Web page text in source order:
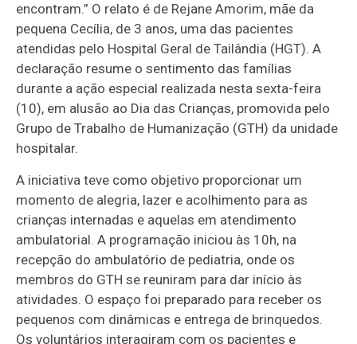
encontram.” O relato é de Rejane Amorim, mãe da
pequena Cecília, de 3 anos, uma das pacientes
atendidas pelo Hospital Geral de Tailândia (HGT). A
declaração resume o sentimento das famílias
durante a ação especial realizada nesta sexta-feira
(10), em alusão ao Dia das Crianças, promovida pelo
Grupo de Trabalho de Humanização (GTH) da unidade
hospitalar.
A iniciativa teve como objetivo proporcionar um
momento de alegria, lazer e acolhimento para as
crianças internadas e aquelas em atendimento
ambulatorial. A programação iniciou às 10h, na
recepção do ambulatório de pediatria, onde os
membros do GTH se reuniram para dar início às
atividades. O espaço foi preparado para receber os
pequenos com dinâmicas e entrega de brinquedos.
Os voluntários interagiram com os pacientes e